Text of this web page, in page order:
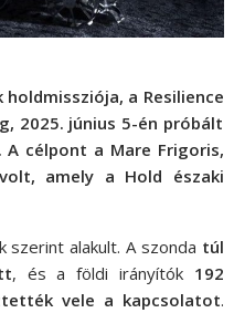
a Resilience
2025. június 5-én próbált
A célpont a Mare Frigoris,
volt, amely a Hold északi
szerint alakult. A szonda túl
, és a földi irányítók 192
vele a kapcsolatot.